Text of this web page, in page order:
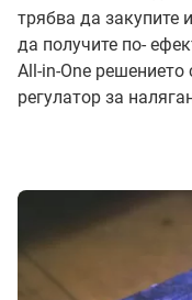
трябва да закупите
да получите по-
All-in-One решението
регулатор за